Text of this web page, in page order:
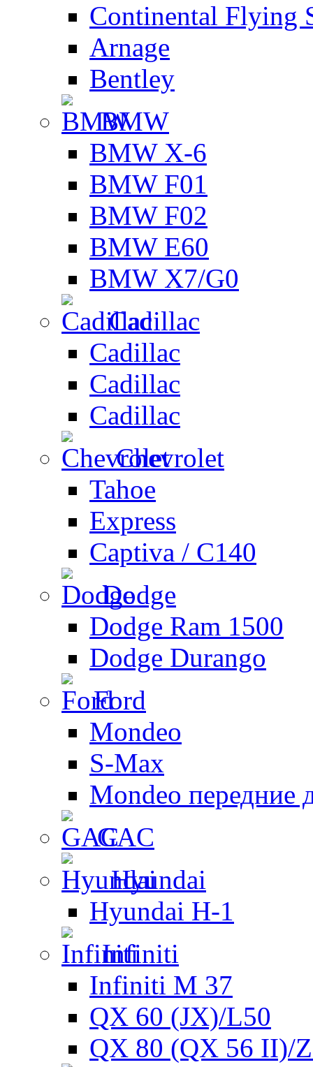
Continental Flying
Arnage
Bentley
BMW
BMW X-6
BMW F01
BMW F02
BMW E60
BMW X7/G0
Cadillac
Cadillac
Cadillac
Cadillac
Chevrolet
Tahoe
Express
Captiva / C140
Dodge
Dodge Ram 1500
Dodge Durango
Ford
Mondeo
S-Max
Mondeo передние
GAC
Hyundai
Hyundai H-1
Infiniti
Infiniti M 37
QX 60 (JX)/L50
QX 80 (QX 56 II)/